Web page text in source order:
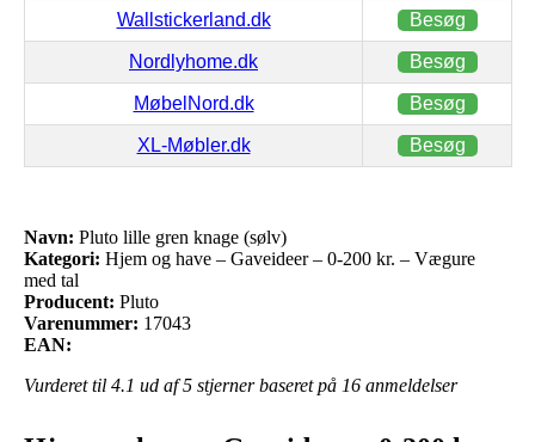
Wallstickerland.dk Besøg
Nordlyhome.dk Besøg
MøbelNord.dk Besøg
XL-Møbler.dk Besøg
Navn: Pluto lille gren knage (sølv)
Kategori: Hjem og have – Gaveideer – 0-200 kr. – Vægure
med tal
Producent: Pluto
Varenummer: 17043
EAN:
Vurderet til 4.1 ud af 5 stjerner baseret på 16 anmeldelser